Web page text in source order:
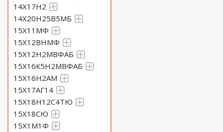
14Х17Н2
14Х20Н25В5МБ
15Х11МФ
15Х12ВНМФ
15Х12Н2МВФАБ
15Х16К5Н2МВФАБ
15Х16Н2АМ
15Х17АГ14
15Х18Н12С4ТЮ
15Х18СЮ
15Х1М1Ф